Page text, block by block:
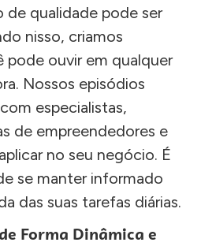
qualidade pode ser
nisso, criamos
pode ouvir em qualquer
Nossos episódios
especialistas,
de empreendedores e
no seu negócio. É
se manter informado
das suas tarefas diárias.
Forma Dinâmica e